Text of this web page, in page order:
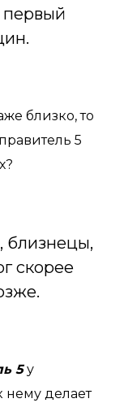
первый
близко, то
5
близнецы,
скорее
5у
делает